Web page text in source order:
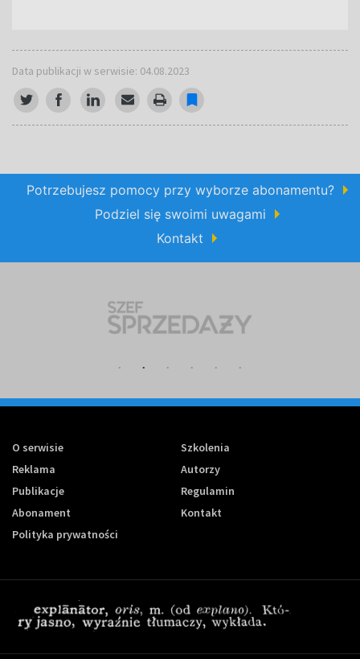
Data publikacji w serwisie: 04.08.2023
Potrzebujesz pomocy przy wyborze abonamentu?
Podziel się swoimi uwagami
Kontakt
O serwisie
Szkolenia
Reklama
Autorzy
Publikacje
Regulamin
Abonament
Kontakt
Polityka prywatności